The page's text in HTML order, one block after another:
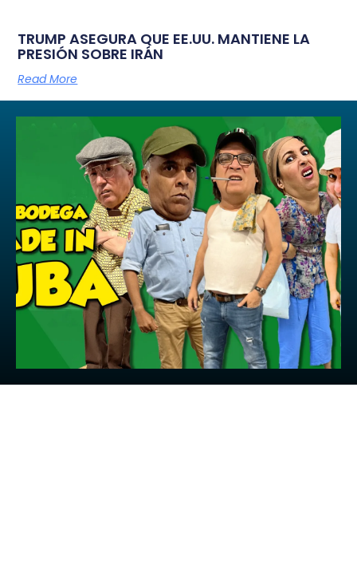
TRUMP ASEGURA QUE EE.UU. MANTIENE LA
PRESIÓN SOBRE IRÁN
Read More